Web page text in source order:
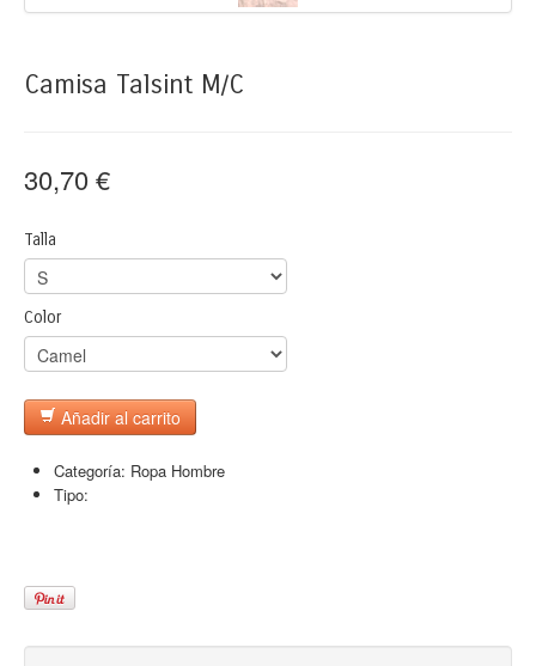
Camisa Talsint M/C
30,70 €
Talla
Color
Añadir al carrito
Categoría: Ropa Hombre
Tipo: